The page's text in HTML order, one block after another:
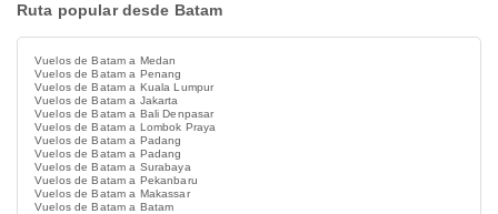
Ruta popular desde Batam
Vuelos de Batam a Medan
Vuelos de Batam a Penang
Vuelos de Batam a Kuala Lumpur
Vuelos de Batam a Jakarta
Vuelos de Batam a Bali Denpasar
Vuelos de Batam a Lombok Praya
Vuelos de Batam a Padang
Vuelos de Batam a Padang
Vuelos de Batam a Surabaya
Vuelos de Batam a Pekanbaru
Vuelos de Batam a Makassar
Vuelos de Batam a Batam